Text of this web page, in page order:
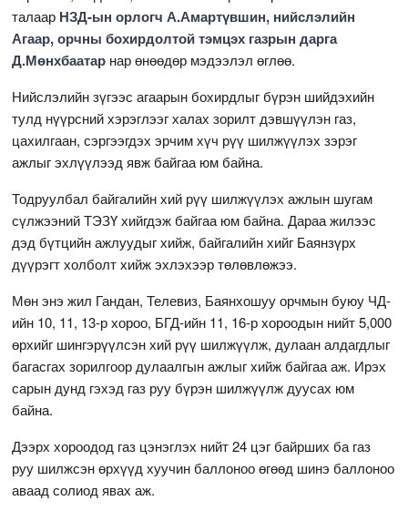
талаар НЗД-ын орлогч А.Амартүвшин, нийслэлийн
Агаар, орчны бохирдолтой тэмцэх газрын дарга
Д.Мөнхбаатар нар өнөөдөр мэдээлэл өглөө.
Нийслэлийн зүгээс агаарын бохирдлыг бүрэн шийдэхийн
тулд нүүрсний хэрэглээг халах зорилт дэвшүүлэн газ,
цахилгаан, сэргээгдэх эрчим хүч рүү шилжүүлэх зэрэг
ажлыг эхлүүлээд явж байгаа юм байна.
Тодруулбал байгалийн хий рүү шилжүүлэх ажлын шугам
сүлжээний ТЭЗҮ хийгдэж байгаа юм байна. Дараа жилээс
дэд бүтцийн ажлуудыг хийж, байгалийн хийг Баянзүрх
дүүрэгт холболт хийж эхлэхээр төлөвлөжээ.
Мөн энэ жил Гандан, Телевиз, Баянхошуу орчмын буюу ЧД-
ийн 10, 11, 13-р хороо, БГД-ийн 11, 16-р хороодын нийт 5,000
өрхийг шингэрүүлсэн хий рүү шилжүүлж, дулаан алдагдлыг
багасгах зорилгоор дулаалгын ажлыг хийж байгаа аж. Ирэх
сарын дунд гэхэд газ руу бүрэн шилжүүлж дуусах юм
байна.
Дээрх хороодод газ цэнэглэх нийт 24 цэг байрших ба газ
руу шилжсэн өрхүүд хуучин баллоноо өгөөд шинэ баллоноо
аваад солиод явах аж.